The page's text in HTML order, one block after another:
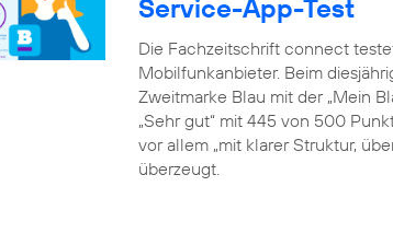
Service-App-Test
Die Fachzeitschrift connect
Mobilfunkanbieter. Beim
Zweitmarke Blau mit der „Mein
„Sehr gut“ mit 445 von 500
vor allem „mit klarer Struktur,
überzeugt.